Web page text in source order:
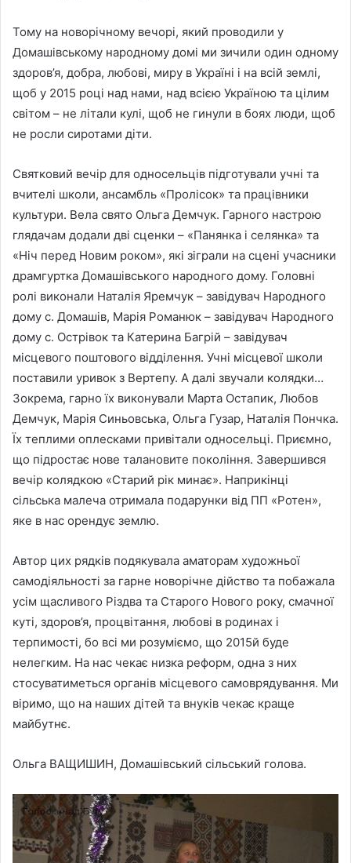
Тому на новорічному вечорі, який проводили у
Домашівському народному домі ми зичили один одному
здоров’я, добра, любові, миру в Україні і на всій землі,
щоб у 2015 році над нами, над всією Україною та цілим
світом – не літали кулі, щоб не гинули в боях люди, щоб
не росли сиротами діти.
Святковий вечір для односельців підготували учні та
вчителі школи, ансамбль «Пролісок» та працівники
культури. Вела свято Ольга Демчук. Гарного настрою
глядачам додали дві сценки – «Панянка і селянка» та
«Ніч перед Новим роком», які зіграли на сцені учасники
драмгуртка Домашівського народного дому. Головні
ролі виконали Наталія Яремчук – завідувач Народного
дому с. Домашів, Марія Романюк – завідувач Народного
дому с. Острівок та Катерина Багрій – завідувач
місцевого поштового відділення. Учні місцевої школи
поставили уривок з Вертепу. А далі звучали колядки…
Зокрема, гарно їх виконували Марта Остапик, Любов
Демчук, Марія Синьовська, Ольга Гузар, Наталія Пончка.
Їх теплими оплесками привітали односельці. Приємно,
що підростає нове талановите покоління. Завершився
вечір колядкою «Старий рік минає». Наприкінці
сільська малеча отримала подарунки від ПП «Ротен»,
яке в нас орендує землю.
Автор цих рядків подякувала аматорам художньої
самодіяльності за гарне новорічне дійство та побажала
усім щасливого Різдва та Старого Нового року, смачної
куті, здоров’я, процвітання, любові в родинах і
терпимості, бо всі ми розуміємо, що 2015й буде
нелегким. На нас чекає низка реформ, одна з них
стосуватиметься органів місцевого самоврядування. Ми
віримо, що на наших дітей та внуків чекає краще
майбутнє.
Ольга ВАЩИШИН, Домашівський сільський голова.